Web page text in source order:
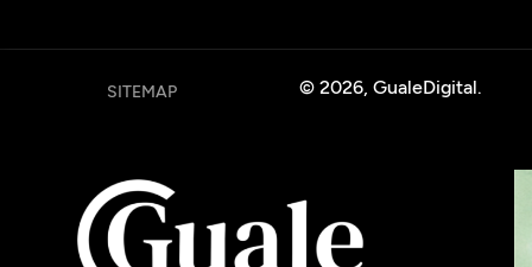
© 2026, GualeDigital.
SITEMAP